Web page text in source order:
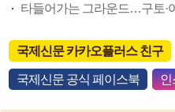
타들어가는 그라운드…구토·
국제신문 카카오플러스 친구
국제신문 공식 페이스북 인